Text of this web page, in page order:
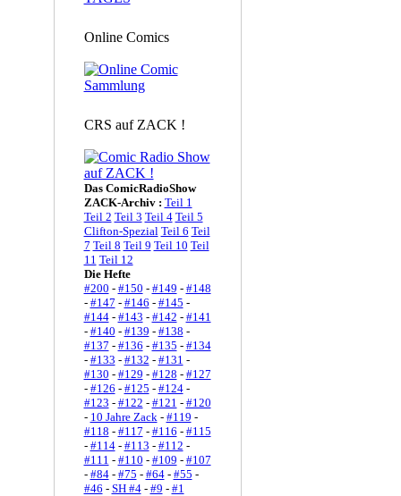
Online Comics
CRS auf ZACK !
Das ComicRadioShow
ZACK-Archiv : Teil 1
Teil 2 Teil 3 Teil 4 Teil 5
Clifton-Spezial Teil 6 Teil
7 Teil 8 Teil 9 Teil 10 Teil
11 Teil 12
Die Hefte
#200 - #150 - #149 - #148
- #147 - #146 - #145 -
#144- #143 - #142 - #141
- #140 - #139 - #138 -
#137 - #136 - #135 - #134
- #133 - #132 - #131 -
#130 - #129 - #128 - #127
- #126 - #125 - #124-
#123 - #122 - #121 - #120
- 10 Jahre Zack- #119 -
#118 - #117 - #116 - #115
- #114- #113 - #112 -
#111 - #110 - #109 - #107
- #84- #75 - #64- #55 -
#46 - SH #4- #9 - #1